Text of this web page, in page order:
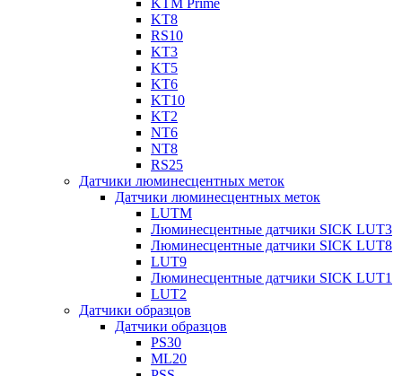
KTM Prime
KT8
RS10
KT3
KT5
KT6
KT10
KT2
NT6
NT8
RS25
Датчики люминесцентных меток
Датчики люминесцентных меток
LUTM
Люминесцентные датчики SICK LUT3
Люминесцентные датчики SICK LUT8
LUT9
Люминесцентные датчики SICK LUT1
LUT2
Датчики образцов
Датчики образцов
PS30
ML20